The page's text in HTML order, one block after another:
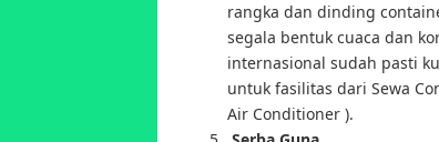
rangka dan dinding
segala bentuk cuaca dan
internasional sudah pasti
untuk fasilitas dari Sewa
Air Conditioner ).